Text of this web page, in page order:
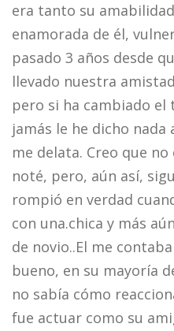
era tanto su
enamorada de él,
pasado 3 años desde
llevado nuestra
pero si ha cambiado el
jamás le he dicho
me delata. Creo que
noté, pero, aún así,
rompió en verdad
con una.chica y más
de novio..El me
bueno, en su mayoría
no sabía cómo
fue actuar como su